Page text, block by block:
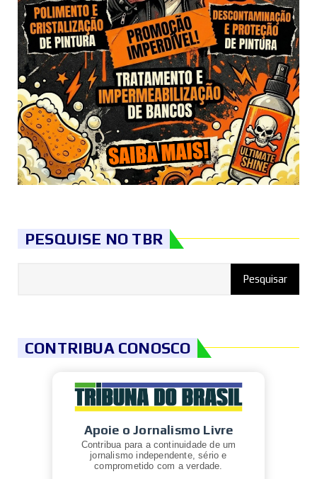
PESQUISE NO TBR
CONTRIBUA CONOSCO
Apoie o Jornalismo Livre
Contribua para a continuidade de um
jornalismo independente, sério e
comprometido com a verdade.